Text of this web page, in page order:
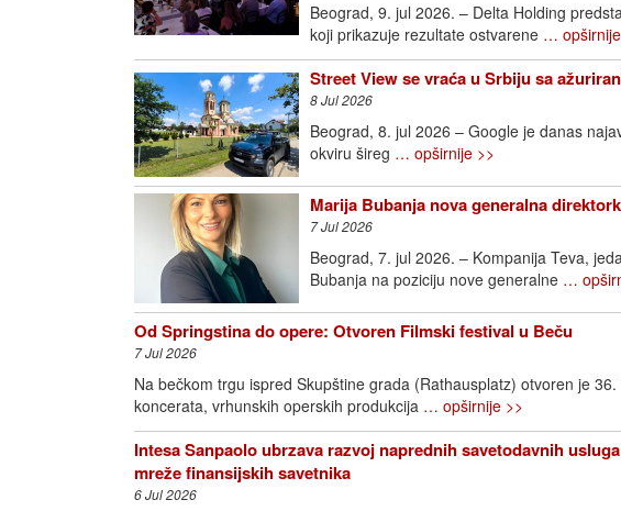
Beograd, 9. jul 2026. – Delta Holding
koji prikazuje rezultate ostvarene …
Street View se vraća u Srbiju sa
8 Jul 2026
Beograd, 8. jul 2026 – Google je danas
okviru šireg … opširnije >>
Marija Bubanja nova generalna
7 Jul 2026
Beograd, 7. jul 2026. – Kompanija Teva,
Bubanja na poziciju nove generalne …
Od Springstina do opere: Otvoren Filmski festival u Beču
7 Jul 2026
Na bečkom trgu ispred Skupštine grada (Rathausplatz) otvoren je
koncerata, vrhunskih operskih produkcija … opširnije >>
Intesa Sanpaolo ubrzava razvoj naprednih savetodavnih
mreže finansijskih savetnika
6 Jul 2026